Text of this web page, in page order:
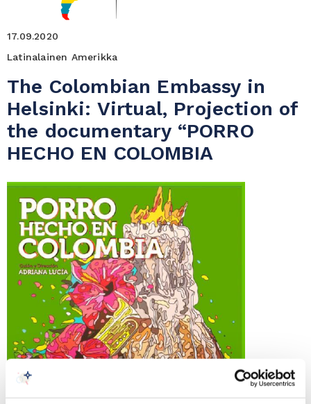
17.09.2020
Latinalainen Amerikka
The Colombian Embassy in
Helsinki: Virtual, Projection of
the documentary “PORRO
HECHO EN COLOMBIA